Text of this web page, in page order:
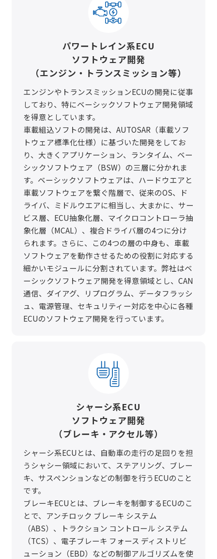
パワートレイン系ECU
ソフトウェア開発
（エンジン・トランスミッション等）
エンジンやトランスミッションECUの開発に従事
しており、特にベーシックソフトウェア開発領域
を得意としています。
車載組込ソフトの開発は、AUTOSAR（車載ソフ
トウェア標準化仕様）に基づいた開発をしてお
り、大きくアプリケーション、ランタイム、ベー
シックソフトウェア（BSW）の三層に分かれま
す。ベーシックソフトウェアは、ハードウエアと
車載ソフトウェアを繋ぐ階層で、従来のOS、ド
ライバ、ミドルウエアに相当し、大まかに、サー
ビス層、ECU抽象化層、マイクロコントローラ抽
象化層（MCAL）、複合ドライバ層の4つに分け
られます。さらに、この4つの層の中身も、車載
ソフトウェアを動作させるための役割に対応する
細かいモジュールに分割されています。弊社はベ
ーシックソフトウェア開発を得意領域とし、CAN
通信、ダイアグ、リプログラム、データフラッシ
ュ、電源管理、セキュリティー対応を中心に各種
ECUのソフトウェア開発を行っています。
シャーシ系ECU
ソフトウェア開発
（ブレーキ・アクセル等）
シャーシ系ECUとは、自動車の走行の足回りを担
うシャシー領域において、ステアリング、ブレー
キ、サスペンションなどの制御を行うECUのこと
です。
ブレーキECUとは、ブレーキを制御するECUのこ
とで、アンチロック ブレーキ システム
（ABS）、トラクション コントロール システム
（TCS）、電子ブレーキ フォース ディストリビ
ューション（EBD）などの制御アルゴリズムを使